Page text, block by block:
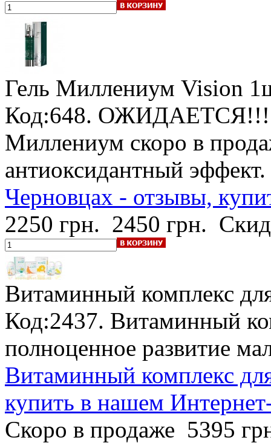
Гель Миллениум Vision
Код:648. ОЖИДАЕТСЯ!!!
Миллениум скоро в
антиоксидантный эффект.
Черновцах - отзывы,
2250 грн. 2450 грн.
Витаминный комплекс
Код:2437. Витаминный
полноценное развитие
Витаминный комплекс
купить в нашем
Скоро в продаже 5395